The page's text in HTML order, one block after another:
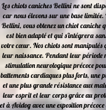
Les chiots caniches Bellini ne sont
car nous élevons sur une base limitée.
Bellini, vous obtenez un chiot caniche
est bien adapté et qui s'intégrera
votre cœur. Nos chiots sont manipulés
leur naissance. Pendant leur période
stimulation neurologique précoce
battements cardiaques plus forts, une
et une plus grande résistance aux
leur esprit et leur corps grâce au
et à Avidog avec une exposition